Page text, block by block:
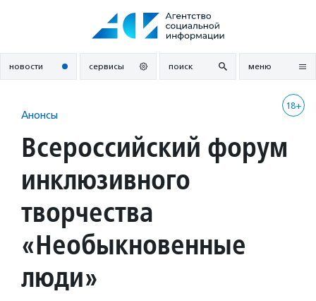
новости сервисы поиск меню
18+
Анонсы
Всероссийский форум
инклюзивного
творчества
«Необыкновенные
люди»